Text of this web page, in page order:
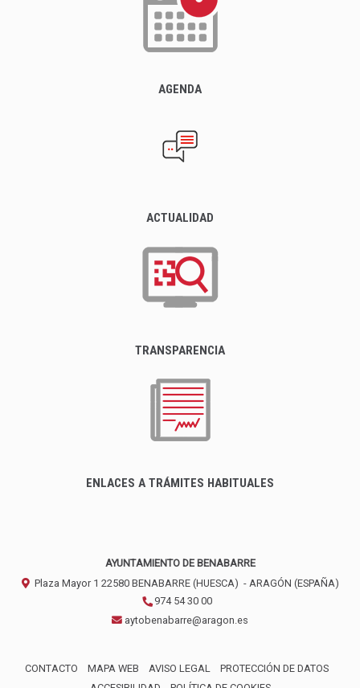
AGENDA
ACTUALIDAD
TRANSPARENCIA
ENLACES A TRÁMITES HABITUALES
AYUNTAMIENTO DE BENABARRE
Plaza Mayor 1 22580 BENABARRE (HUESCA) - ARAGÓN (ESPAÑA)
974 54 30 00
aytobenabarre@aragon.es
CONTACTO MAPA WEB AVISO LEGAL
PROTECCIÓN DE DATOS